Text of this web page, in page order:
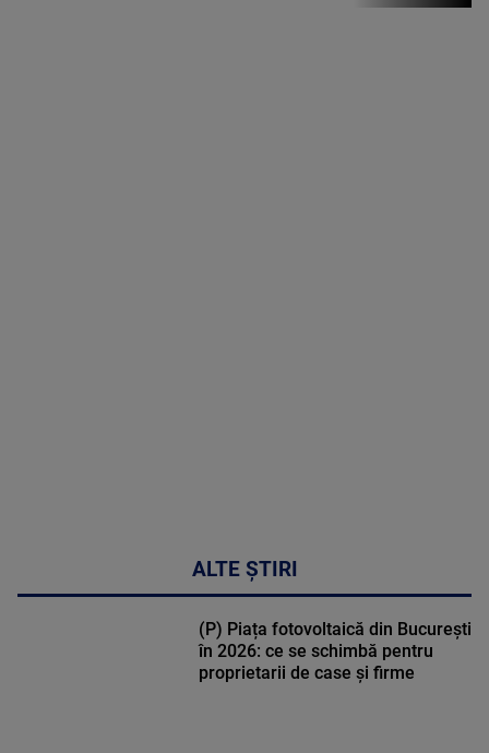
ALTE ȘTIRI
(P) Piața fotovoltaică din București
în 2026: ce se schimbă pentru
proprietarii de case și firme